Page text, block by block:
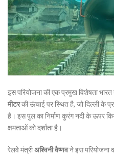
इस परियोजना की एक प्रमुख विशेषता
मीटरकी ऊंचाई पर स्थित है, जो दिल्ली के
है। इस पुल का निर्माण कुरंग नदी के ऊपर
क्षमताओं को दर्शाता है।
रेलवे मंत्रीअश्विनी वैष्णवने इस परियोजना